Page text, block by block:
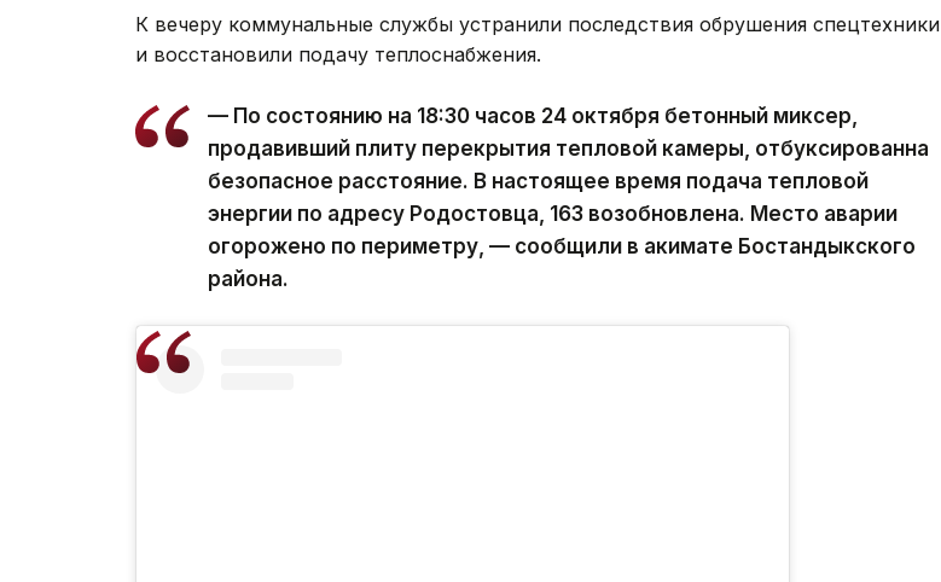
К вечеру коммунальные службы устранили последствия обрушения спецтехники
и восстановили подачу теплоснабжения.
— По состоянию на 18:30 часов 24 октября бетонный миксер,
продавивший плиту перекрытия тепловой камеры, отбуксированна
безопасное расстояние. В настоящее время подача тепловой
энергии по адресу Родостовца, 163 возобновлена. Место аварии
огорожено по периметру, — сообщили в акимате Бостандыкского
района.